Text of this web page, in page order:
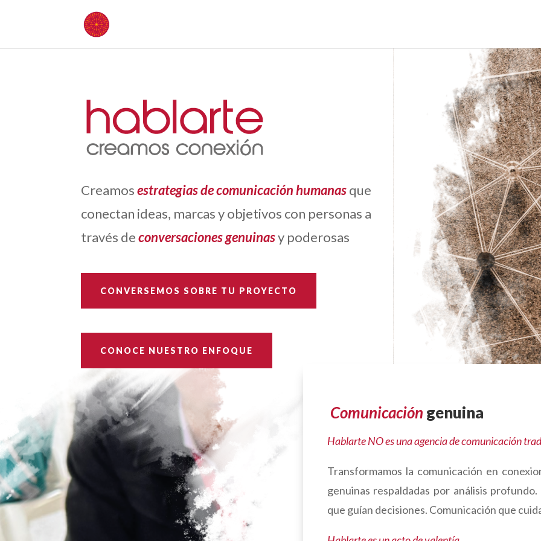
Creamosestrategias decomunicación humanasque
conectan ideas, marcas y objetivos con personas a
través deconversaciones genuinasy poderosas
CONVERSEMOS SOBRE TU PROYECTO
CONOCE NUESTRO ENFOQUE
Comunicación genuina
Hablarte NO es una agencia de comunicación
Transformamos la comunicación en
genuinas respaldadas por análisis
que guían decisiones. Comunicación que